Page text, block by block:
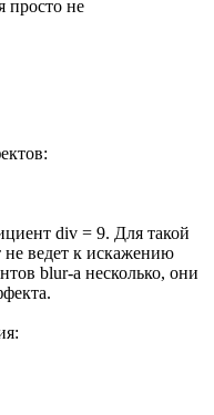
просто не
div = 9. Для такой
ведет к искажению
blur-а несколько, они